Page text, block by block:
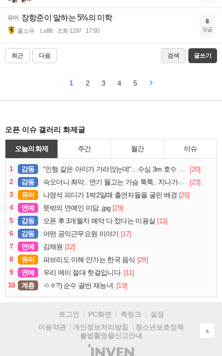
유머 장항준이 말하는 5%의 미학
풀소유 Lv.86 조회 1197 17:50
8
댓글
최근 다음 검색 글쓰기
1 2 3 4 5
오픈 이슈 갤러리 화제글
오늘의 화제 주간 월간 이슈
1 감동 “인형 같은 아이가 가라앉는데”…수심 3m 호수 뛰어든 60대 의인
[20]
2
감동 슥오더니 촤악.. 연기 뚫고는 가슴 툭툭.. 지나가던 아재의 정체
[23]
3
유머 나영석 피디가 1박2일때 출연자들을 굴린 배경 [25]
4
연예 뜻밖의 연예인 미담..jpg [29]
5
감동 오픈 후 3개월치 예약 다 찼다는 미용실 [11]
6
감동 어떤 공익근무요원 이야기 [17]
7
연예 김채원 [12]
8
유머 파브리도 이해 안가는 한국 음식 [29]
9
연예 우리 메이 절대 핫걸입니다. [11]
10
계층 ㅇㅎ?) 순수 골반 재능녀. [19]
로그인 PC화면 퀵링크
설정
이용약관
개인정보처리방침
청소년보호정책
불법촬영물신고안내
(주)
▲